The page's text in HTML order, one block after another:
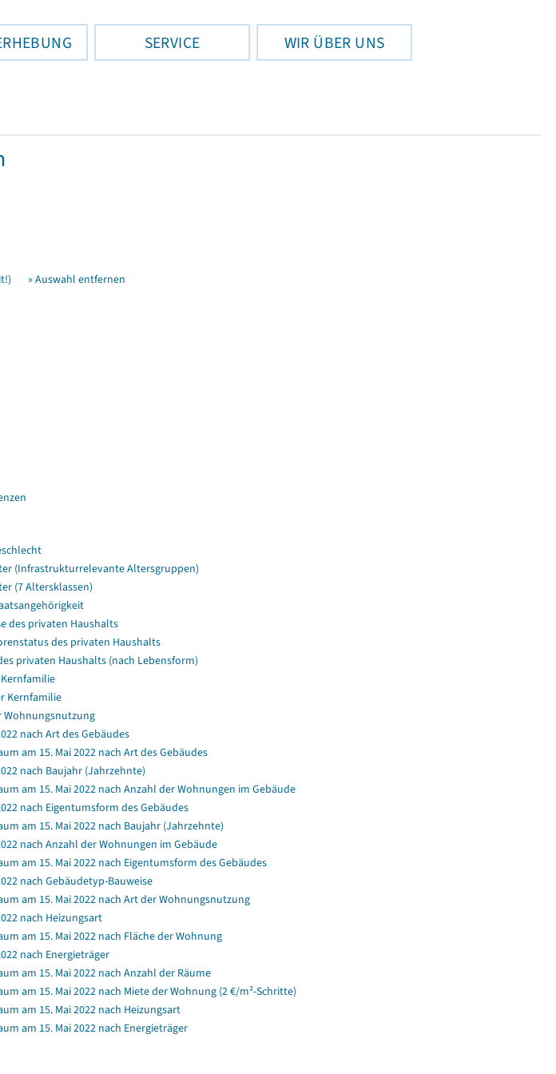
SERVICE WIR ÜBER UNS
» Auswahl entfernen
(Infrastrukturrelevante Altersgruppen)
(7 Altersklassen)
des privaten Haushalts
des privaten Haushalts
privaten Haushalts (nach Lebensform)
Kernfamilie
Wohnungsnutzung
nach Art des Gebäudes
am 15. Mai 2022 nach Art des Gebäudes
nach Baujahr (Jahrzehnte)
am 15. Mai 2022 nach Anzahl der Wohnungen im Gebäude
nach Eigentumsform des Gebäudes
am 15. Mai 2022 nach Baujahr (Jahrzehnte)
nach Anzahl der Wohnungen im Gebäude
am 15. Mai 2022 nach Eigentumsform des Gebäudes
nach Gebäudetyp-Bauweise
am 15. Mai 2022 nach Art der Wohnungsnutzung
nach Heizungsart
am 15. Mai 2022 nach Fläche der Wohnung
nach Energieträger
am 15. Mai 2022 nach Anzahl der Räume
am 15. Mai 2022 nach Miete der Wohnung (2 €/m²-Schritte)
am 15. Mai 2022 nach Heizungsart
am 15. Mai 2022 nach Energieträger